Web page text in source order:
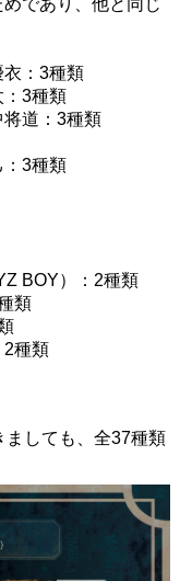
であり、他と同じ
衣：3種類
：3種類
道：3種類
：3種類
BOY）：2種類
類
2種類
しても、全37種類